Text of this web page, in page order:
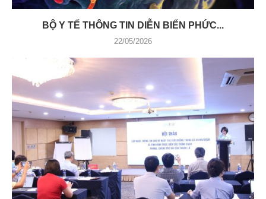
BỘ Y TẾ THÔNG TIN DIỄN BIẾN PHỨC...
22/05/2026